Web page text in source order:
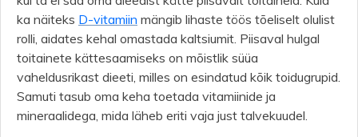
ka näiteks D-vitamiin mängib lihaste töös tõeliselt olulist
rolli, aidates kehal omastada kaltsiumit. Piisaval hulgal
toitainete kättesaamiseks on mõistlik süüa
vaheldusrikast dieeti, milles on esindatud kõik toidugrupid.
Samuti tasub oma keha toetada vitamiinide ja
mineraalidega, mida läheb eriti vaja just talvekuudel.